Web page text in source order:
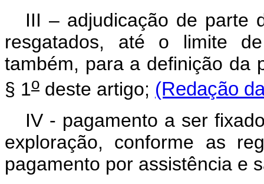
III – adjudicação de parte
resgatados, até o limite
também, para a definição da
§ 1o deste artigo; (Redação
IV - pagamento a ser
exploração, conforme as
pagamento por assistência e